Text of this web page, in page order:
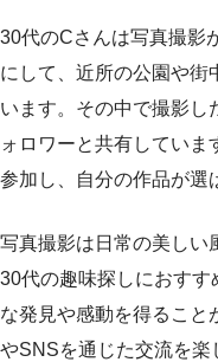
30代のCさんは写真撮影
にして、近所の公園や街
います。その中で撮影し
ォロワーと共有していま
参加し、自分の作品が選
写真撮影は日常の美しい
30代の趣味探しにおすす
な発見や感動を得ること
やSNSを通じた交流を